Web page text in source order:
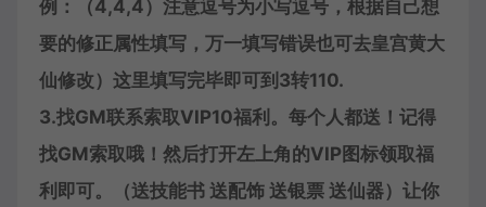
例：（4,4,4）注意逗号为小写逗号，根据自己想
要的修正属性填写，万一填写错误也可去皇宫黄大
仙修改）这里填写完毕即可到3转110.
3.找GM联系索取VIP10福利。每个人都送！记得
找GM索取哦！然后打开左上角的VIP图标领取福
利即可。（送技能书 送配饰 送银票 送仙器）让你